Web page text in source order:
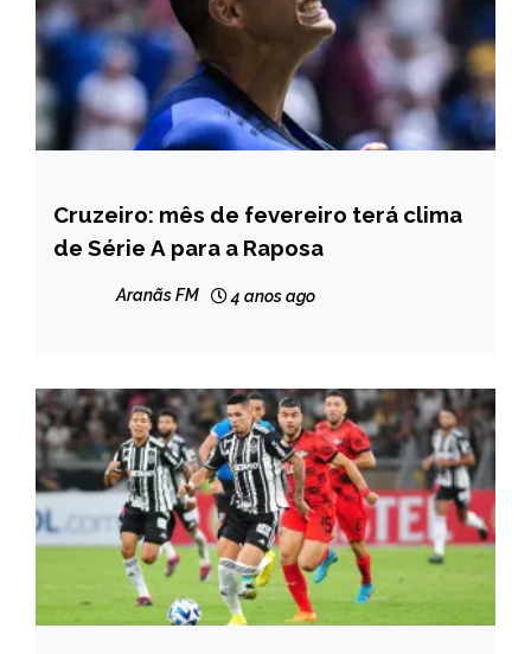
ESPORTES
Cruzeiro: mês de fevereiro terá clima
de Série A para a Raposa
Aranãs FM 4 anos ago